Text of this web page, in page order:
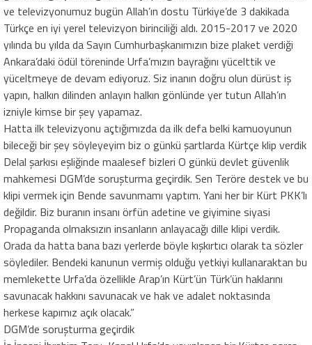
ve televizyonumuz bugün Allah’ın dostu Türkiye’de 3 dakikada
Türkçe en iyi yerel televizyon birinciliği aldı. 2015-2017 ve 2020
yılında bu yılda da Sayın Cumhurbaşkanımızın bize plaket verdiği
Ankara’daki ödül töreninde Urfa’mızın bayrağını yücelttik ve
yüceltmeye de devam ediyoruz. Siz inanın doğru olun dürüst iş
yapın, halkın dilinden anlayın halkın gönlünde yer tutun Allah’ın
izniyle kimse bir şey yapamaz.
Hatta ilk televizyonu açtığımızda da ilk defa belki kamuoyunun
bileceği bir şey söyleyeyim biz o günkü şartlarda Kürtçe klip verdik
Delal şarkısı eşliğinde maalesef bizleri O günkü devlet güvenlik
mahkemesi DGM’de soruşturma geçirdik. Sen Teröre destek ve bu
klipi vermek için Bende savunmamı yaptım. Yani her bir Kürt PKK’lı
değildir. Biz buranın insanı örfün adetine ve giyimine siyasi
Propaganda olmaksızın insanların anlayacağı dille klipi verdik.
Orada da hatta bana bazı yerlerde böyle kışkırtıcı olarak ta sözler
söylediler. Bendeki kanunun vermiş olduğu yetkiyi kullanaraktan bu
memlekette Urfa’da özellikle Arap’ın Kürt’ün Türk’ün haklarını
savunacak hakkını savunacak ve hak ve adalet noktasında
herkese kapımız açık olacak.”
DGM’de soruşturma geçirdik